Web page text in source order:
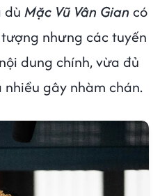
dù Mặc Vũ Vân Gian có
nhưng các tuyến
dung chính, vừa đủ
gây nhàm chán.